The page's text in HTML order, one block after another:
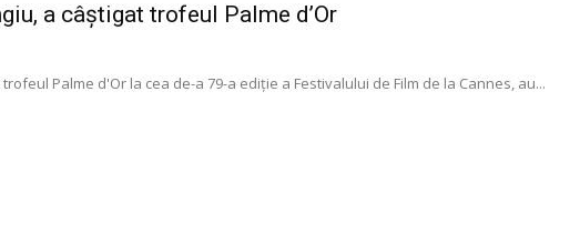
a câștigat trofeul Palme d’Or
Palme d'Or la cea de-a 79-a ediție a Festivalului de Film de la Cannes, au...